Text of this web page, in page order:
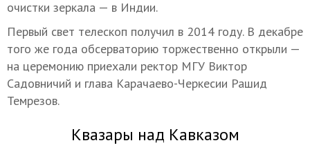
очистки зеркала — в Индии.
Первый свет телескоп получил в 2014 году. В декабре
того же года обсерваторию торжественно открыли —
на церемонию приехали ректор МГУ Виктор
Садовничий и глава Карачаево-Черкесии Рашид
Темрезов.
Квазары над Кавказом